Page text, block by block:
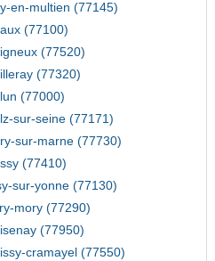
en-multien (77145)
(77100)
(77520)
(77320)
(77000)
sur-seine (77171)
sur-marne (77730)
(77410)
sur-yonne (77130)
mory (77290)
(77950)
cramayel (77550)